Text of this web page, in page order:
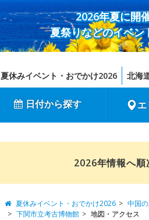
2026年夏に開
夏祭りなどのイベン
夏休みイベント・おでかけ2026 北海
日付から探す
2026年情報へ順
夏休みイベント・おでかけ2026 中国
下関市立考古博物館
地図・アクセス